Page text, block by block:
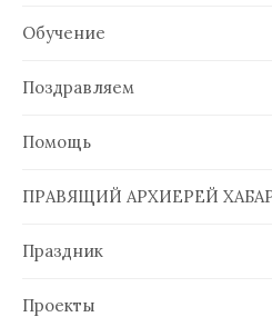
Обучение
Поздравляем
Помощь
ПРАВЯЩИЙ АРХИЕРЕЙ
Праздник
Проекты